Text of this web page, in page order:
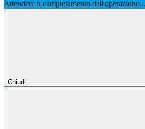
Attendere il completamento dell'operazione...
Chiudi